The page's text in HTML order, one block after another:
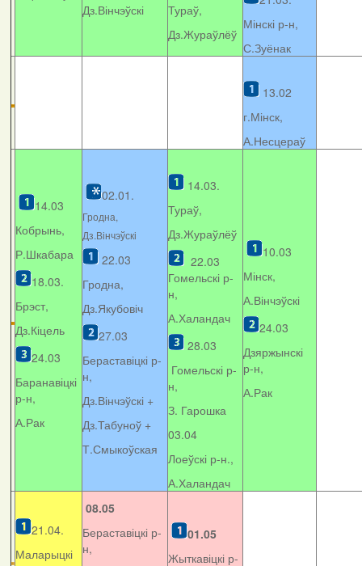
Дз.Вінчэўскі
Тураў,
Дз.Жураўлёў
Мінскі р-н,
С.Зуёнак
13.02
г.Мінск,
А.Несцераў
14.03
Кобрынь,
Р.Шкабара
18.03.
Брэст,
Дз.Кіцель
24.03
Баранавіцкі
р-н,
А.Рак
02.01.
Гродна,
Дз.Вінчэўскі
22.03
Гродна,
Дз.Якубовіч
27.03
Бераставіцкі р-
н,
Дз.Вінчэўскі +
Дз.Табуноў +
Т.Смыкоўская
14.03.
Тураў,
Дз.Жураўлёў
22.03
Гомельскі р-
н,
А.Халандач
28.03
Гомельскі р-
н,
З. Гарошка
03.04
Лоеўскі р-н.,
А.Халандач
10.03
Мінск,
А.Вінчэўскі
24.03
Дзяржынскі
р-н,
А.Рак
21.04.
Маларыцкі
08.05
Бераставіцкі р-
н,
01.05
Жыткавіцкі р-